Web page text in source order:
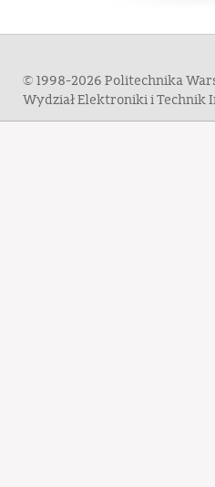
© 1998-2026 Politechnika
Wydział Elektroniki i Technik